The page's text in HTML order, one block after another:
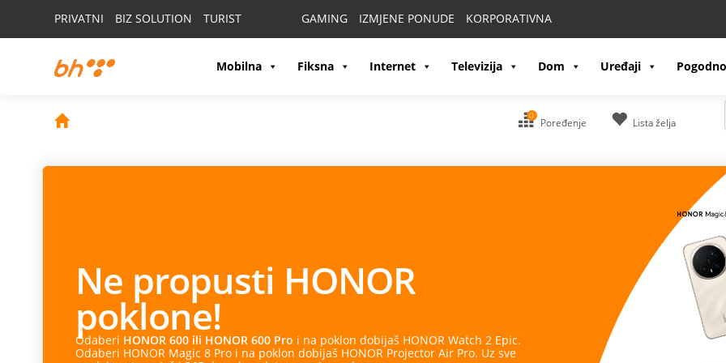
PRIVATNI BIZ SOLUTION TURIST GAMING IZMJENE PONUDE KORPORATIVNA
Mobilna Fiksna Internet Televizija Dom Uređaji
0
Poređenje Lista želja
Ne propusti HONOR
poklone!
Odaberi HONOR 600 ili HONOR 600 Pro i na poklon dobijaš HONOR Watch 2 Epic.
Odaberi HONOR Magic 8 Pro i na poklon dobijaš HONOR Projector Air Pro. Uz sve